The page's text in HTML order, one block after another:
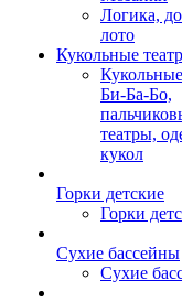
Логика,
лото
Кукольные
Би-Ба-Бо,
театры,
кукол
Горки детские
Горки
Сухие бассейны
Сухие